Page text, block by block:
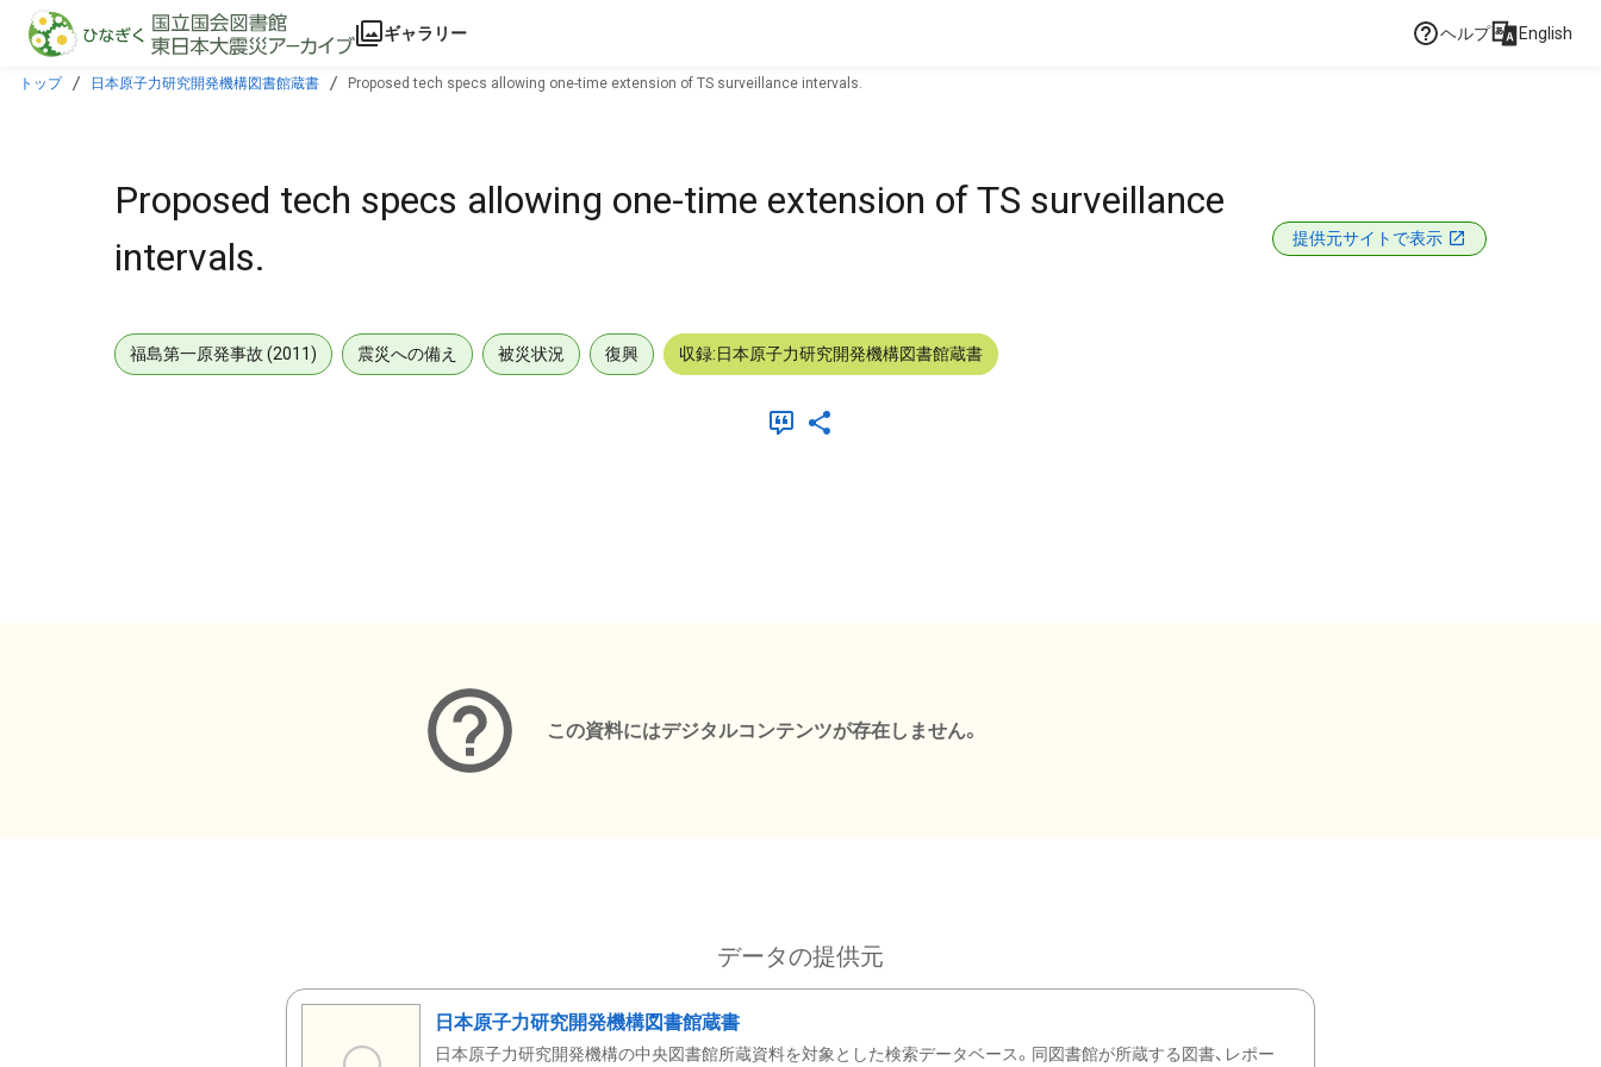
本文に飛ぶ
ギャラリー ヘルプ English
トップ 日本原子力研究開発機構図書館蔵書 Proposed tech specs allowing one-time extension of TS surveillance intervals.
Proposed tech specs allowing one-time extension of TS surveillance
intervals.
提供元サイトで表示
福島第一原発事故 (2011) 震災への備え 被災状況 復興 収録:日本原子力研究開発機構図書館蔵書
この資料にはデジタルコンテンツが存在しません。
データの提供元
日本原子力研究開発機構図書館蔵書
日本原子力研究開発機構の中央図書館所蔵資料を対象とした検索データベース。同図書館が所蔵する図書、レポー